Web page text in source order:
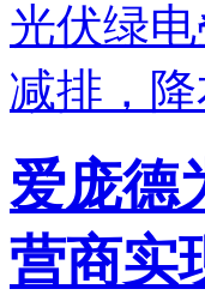
爱庞德
营商实